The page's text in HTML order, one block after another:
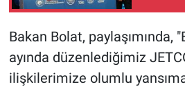
Bakan Bolat, paylaşımında,
ayında düzenlediğimiz
ilişkilerimize olumlu